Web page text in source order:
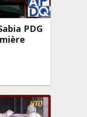
PDG